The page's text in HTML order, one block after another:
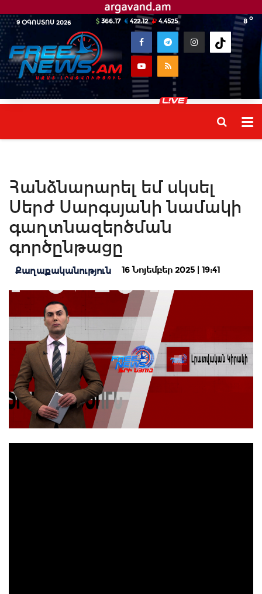
9 ՕԳՈՍՏՈՍ 2026 8 o
366.17 422.12 4.4525
Հանձնարարել եմ սկսել
Սերժ Սարգսյանի նամակի
գաղտնազերծման
գործընթացը
Քաղաքականություն 16 Նոյեմբեր 2025 | 19:41